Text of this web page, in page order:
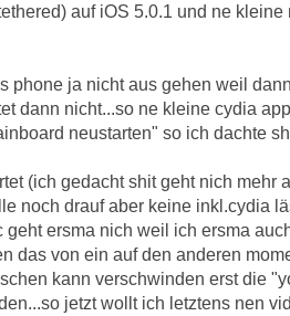
auf iOS 5.0.1 und ne
phone ja nicht aus gehen weil
dann nicht...so ne kleine cydia
neustarten" so ich dachte
(ich gedacht shit geht nich mehr
noch drauf aber keine inkl.cydia
ersma nich weil ich ersma
das von ein auf den anderen
kann verschwinden erst die
jetzt wollt ich letztens nen